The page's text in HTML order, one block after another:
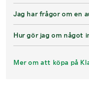
Jag har frågor om en
Hur gör jag om något
Mer om att köpa på